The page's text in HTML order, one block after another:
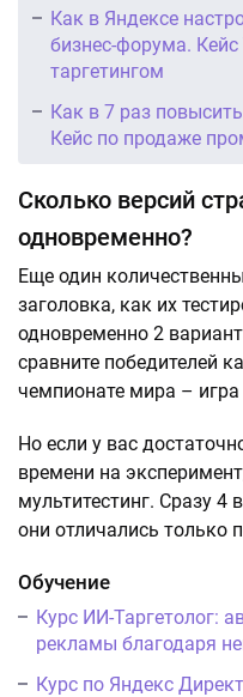
Как в Яндексе
бизнес-форума.
таргетингом
Как в 7 раз
Кейс по продаже
Сколько версий
одновременно?
Еще один
заголовка, как их
одновременно 2
сравните победителей
чемпионате мира –
Но если у вас
времени на
мультитестинг. Сразу 4
они отличались только
Обучение
Курс ИИ-Таргетолог:
рекламы благодаря
Курс по Яндекс